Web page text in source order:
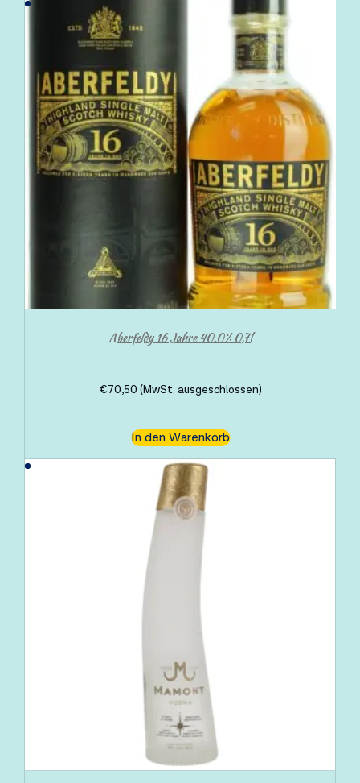
Aberfeldy 16 Jahre 40.0% 0,7l
€70,50 (MwSt. ausgeschlossen)
In den Warenkorb